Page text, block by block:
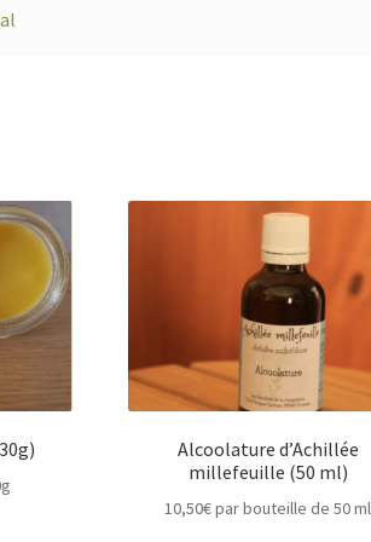
Alcoolature d’Achillée
millefeuille (50 ml)
10,50€par bouteille de 50 ml